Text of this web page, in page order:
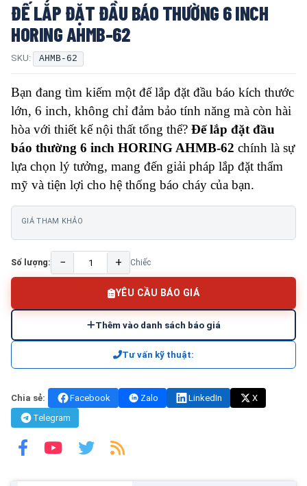
ĐẾ LẮP ĐẶT ĐẦU BÁO THƯỜNG 6 INCH
HORING AHMB-62
SKU: AHMB-62
Bạn đang tìm kiếm một đế lắp đặt đầu báo kích thước
lớn, 6 inch, không chỉ đảm bảo tính năng mà còn hài
hòa với thiết kế nội thất tổng thể? Đế lắp đặt đầu
báo thường 6 inch HORING AHMB-62 chính là sự
lựa chọn lý tưởng, mang đến giải pháp lắp đặt thẩm
mỹ và tiện lợi cho hệ thống báo cháy của bạn.
GIÁ THAM KHẢO
Số lượng: − + Chiếc
YÊU CẦU BÁO GIÁ
Thêm vào danh sách báo giá
Tư vấn kỹ thuật:
Chia sẻ: Facebook Zalo LinkedIn
X
Telegram